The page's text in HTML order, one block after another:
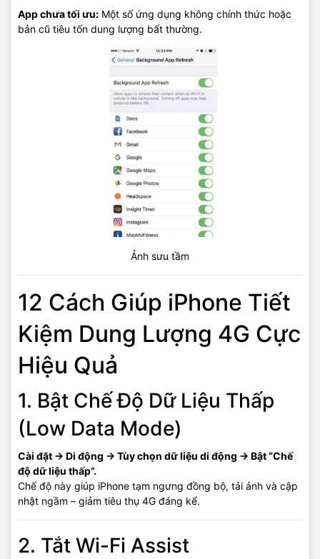
App chưa tối ưu: Một số ứng dụng không chính thức hoặc
bản cũ tiêu tốn dung lượng bất thường.
Ảnh sưu tầm
12 Cách Giúp iPhone Tiết
Kiệm Dung Lượng 4G Cực
Hiệu Quả
1. Bật Chế Độ Dữ Liệu Thấp
(Low Data Mode)
Cài đặt → Di động → Tùy chọn dữ liệu di động → Bật “Chế
độ dữ liệu thấp”.
Chế độ này giúp iPhone tạm ngưng đồng bộ, tải ảnh và cập
nhật ngầm – giảm tiêu thụ 4G đáng kể.
2. Tắt Wi-Fi Assist